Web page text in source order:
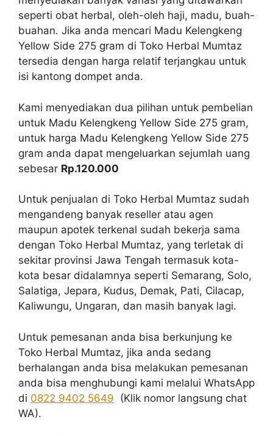
seperti obat herbal, oleh-oleh haji, madu, buah-
buahan. Jika anda mencari Madu Kelengkeng
Yellow Side 275 gram di Toko Herbal Mumtaz
tersedia dengan harga relatif terjangkau untuk
isi kantong dompet anda.
Kami menyediakan dua pilihan untuk pembelian
untuk Madu Kelengkeng Yellow Side 275 gram,
untuk harga Madu Kelengkeng Yellow Side 275
gram anda dapat mengeluarkan sejumlah uang
sebesar Rp.120.000
Untuk penjualan di Toko Herbal Mumtaz sudah
mengandeng banyak reseller atau agen
maupun apotek terkenal sudah bekerja sama
dengan Toko Herbal Mumtaz, yang terletak di
sekitar provinsi Jawa Tengah termasuk kota-
kota besar didalamnya seperti Semarang, Solo,
Salatiga, Jepara, Kudus, Demak, Pati, Cilacap,
Kaliwungu, Ungaran, dan masih banyak lagi.
Untuk pemesanan anda bisa berkunjung ke
Toko Herbal Mumtaz, jika anda sedang
berhalangan anda bisa melakukan pemesanan
anda bisa menghubungi kami melalui WhatsApp
di 0822 9402 5649 (Klik nomor langsung chat
WA).